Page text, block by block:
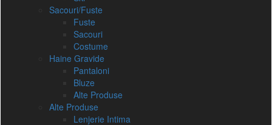
Sacouri/Fuste
Fuste
Sacouri
Costume
Haine Gravide
Pantaloni
Bluze
Alte Produse
Alte Produse
Lenjerie Intima